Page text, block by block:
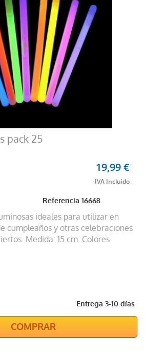
pack 25
Referencia16668
19,99 €
ideales para utilizar en
cumpleaños y otras celebraciones
Medida: 15 cm. Colores
Entrega 3-10 días
COMPRAR